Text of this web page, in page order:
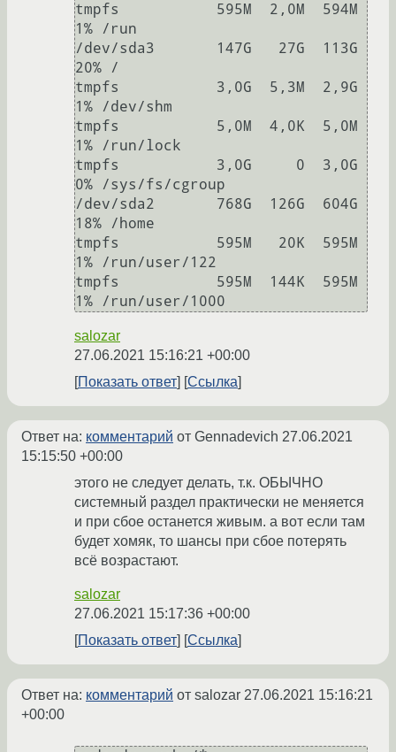
tmpfs           595M  2,0M  594M
1% /run
/dev/sda3       147G   27G  113G
20% /
tmpfs           3,0G  5,3M  2,9G
1% /dev/shm
tmpfs           5,0M  4,0K  5,0M
1% /run/lock
tmpfs           3,0G     0  3,0G
0% /sys/fs/cgroup
/dev/sda2       768G  126G  604G
18% /home
tmpfs           595M   20K  595M
1% /run/user/122
tmpfs           595M  144K  595M
1% /run/user/1000
salozar
27.06.2021 15:16:21 +00:00
Показать ответ
Ссылка
Ответ на: комментарий от Gennadevich 27.06.2021
15:15:50 +00:00
этого не следует делать, т.к. ОБЫЧНО
системный раздел практически не меняется
и при сбое останется живым. а вот если там
будет хомяк, то шансы при сбое потерять
всё возрастают.
salozar
27.06.2021 15:17:36 +00:00
Показать ответ
Ссылка
Ответ на: комментарий от salozar 27.06.2021 15:16:21
+00:00